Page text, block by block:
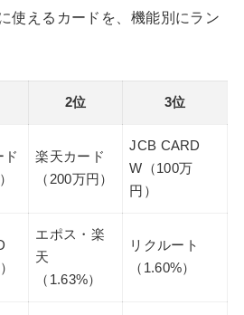
使えるカードを、機能別にラン
2位 3位
ド
楽天カード
（200万円）
JCB CARD
W（100万
円）
エポス・楽
天
（1.63%）
リクルート
（1.60%）